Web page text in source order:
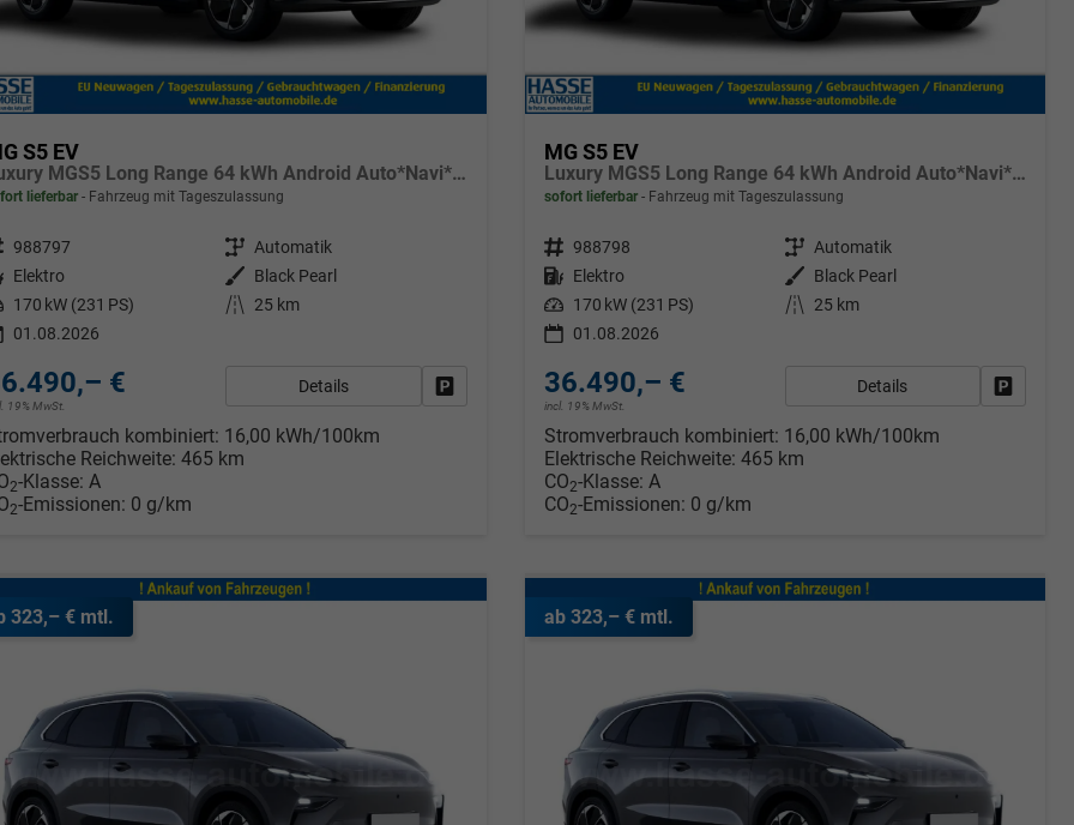
S5 EV
Luxury MGS5 Long Range 64 kWh Android Auto*Navi*SHZ*360°*Keyless*E-Heck*ACC
lieferbar Fahrzeug mit Tageszulassung
988797 Getriebe Automatik
Elektro Außenfarbe
Black Pearl
170 kW (231 PS) Kilometerstand
25 km
01.08.2026
€
19% MwSt.
Details Fahrzeug parken
kombiniert: 16,00 kWh/100km
Reichweite: 465 km
2-Klasse: A
2-Emissionen: 0 g/km
MG S5 EV
Luxury MGS5 Long Range 64 kWh Android Auto*Navi*SHZ*360°*Keyless*E-Heck*ACC
sofort lieferbar Fahrzeug mit Tageszulassung
Fahrzeugnr. 988798 Getriebe Automatik
Kraftstoff Elektro Außenfarbe
Black Pearl
Leistung 170 kW (231 PS) Kilometerstand
25 km
01.08.2026
36.490,– €
incl. 19% MwSt.
Details
Stromverbrauch kombiniert: 16,00 kWh/100km
Elektrische Reichweite: 465 km
CO2-Klasse: A
CO2-Emissionen: 0 g/km
323,– € mtl. ab 323,– € mtl.